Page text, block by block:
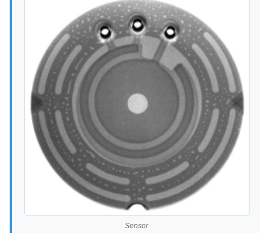
Sensor